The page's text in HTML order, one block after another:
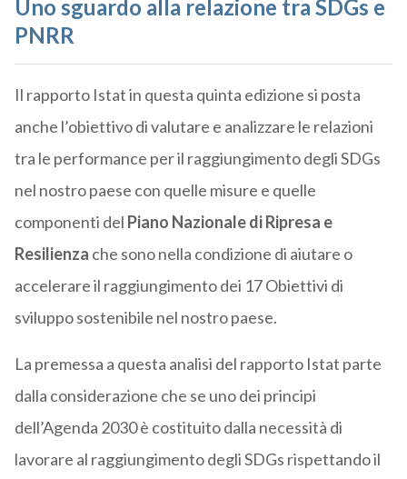
Uno sguardo alla relazione tra SDGs e
PNRR
Il rapporto Istat in questa quinta edizione si posta
anche l’obiettivo di valutare e analizzare le relazioni
tra le performance per il raggiungimento degli SDGs
nel nostro paese con quelle misure e quelle
componenti del Piano Nazionale di Ripresa e
Resilienza che sono nella condizione di aiutare o
accelerare il raggiungimento dei 17 Obiettivi di
sviluppo sostenibile nel nostro paese.
La premessa a questa analisi del rapporto Istat parte
dalla considerazione che se uno dei principi
dell’Agenda 2030 è costituito dalla necessità di
lavorare al raggiungimento degli SDGs rispettando il